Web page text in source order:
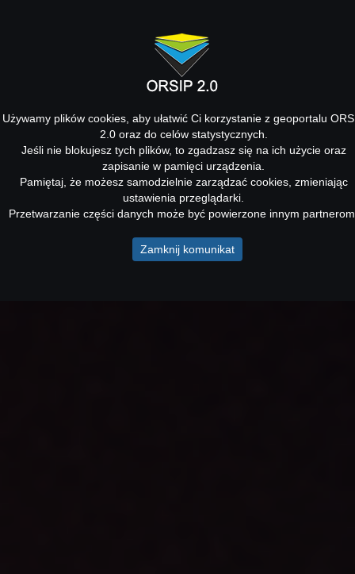
Używamy plików cookies, aby ułatwić Ci korzystanie z geoportalu
2.0 oraz do celów statystycznych.
Jeśli nie blokujesz tych plików, to zgadzasz się na ich użycie oraz
zapisanie w pamięci urządzenia.
Pamiętaj, że możesz samodzielnie zarządzać cookies, zmieniając
ustawienia przeglądarki.
Przetwarzanie części danych może być powierzone innym
Zamknij komunikat